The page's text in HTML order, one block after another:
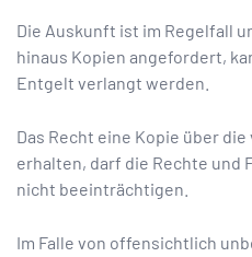
Die Auskunft ist im Regelfall
hinaus Kopien angefordert,
Entgelt verlangt werden.
Das Recht eine Kopie über
erhalten, darf die Rechte und
nicht beeinträchtigen.
Im Falle von offensichtlich